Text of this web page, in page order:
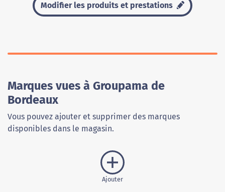
Modifier les produits et prestations
Marques vues à Groupama de
Bordeaux
Vous pouvez ajouter et supprimer des marques
disponibles dans le magasin.
Ajouter